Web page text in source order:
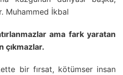
Muhammed İkbal
ama fark yaratan
çıkmazlar.
bir fırsat, kötümser insan